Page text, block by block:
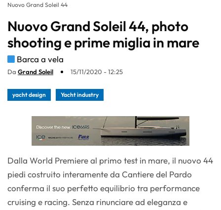
Nuovo Grand Soleil 44
Nuovo Grand Soleil 44, photo
shooting e prime miglia in mare
Barca a vela
Da Grand Soleil 15/11/2020 - 12:25
yacht design Yacht industry
Dalla World Premiere al primo test in mare, il nuovo 44
piedi costruito interamente da Cantiere del Pardo
conferma il suo perfetto equilibrio tra performance
cruising e racing. Senza rinunciare ad eleganza e